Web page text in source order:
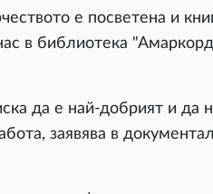
е посветена и
в библиотека
да е най-добрият и да
заявява в